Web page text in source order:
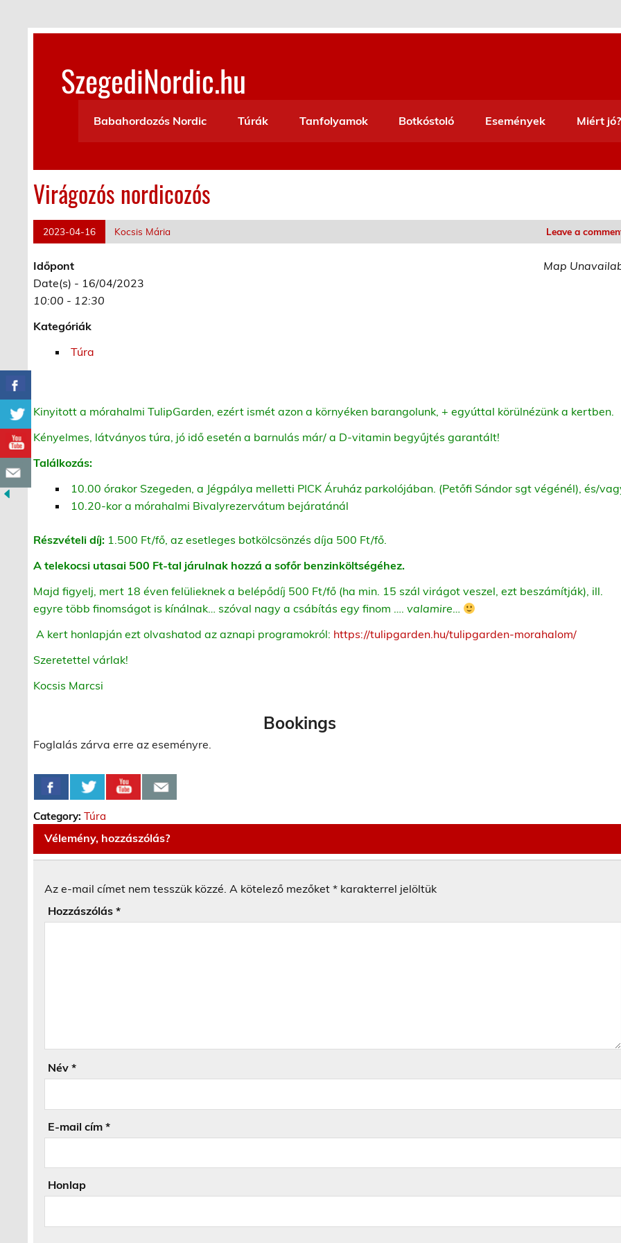
content
SzegediNordic.hu
Babahordozós Nordic
Túrák Tanfolyamok Botkóstoló Események Miért jó?
Virágozós nordicozós
2023-04-16 Kocsis Mária Leave a
Map
Időpont
Date(s) - 16/04/2023
10:00 - 12:30
Kategóriák
Túra
Kinyitott a mórahalmi TulipGarden, ezért ismét azon a környéken barangolunk, + egyúttal körülnézünk a kertben.
Kényelmes, látványos túra, jó idő esetén a barnulás már/ a D-vitamin begyűjtés garantált!
Találkozás:
10.00 órakor Szegeden, a Jégpálya melletti PICK Áruház parkolójában. (Petőfi Sándor sgt végénél), és/
10.20-kor a mórahalmi Bivalyrezervátum bejáratánál
Részvételi díj: 1.500 Ft/fő, az esetleges botkölcsönzés díja 500 Ft/fő.
A telekocsi utasai 500 Ft-tal járulnak hozzá a sofőr benzinköltségéhez.
Majd figyelj, mert 18 éven felülieknek a belépődíj 500 Ft/fő (ha min. 15 szál virágot veszel, ezt beszámítják), ill.
egyre több finomságot is kínálnak… szóval nagy a csábítás egy finom ….valamire
A kert honlapján ezt olvashatod az aznapi programokról: https://tulipgarden.hu/tulipgarden-morahalom/
Szeretettel várlak!
Kocsis Marcsi
Bookings
Foglalás zárva erre az eseményre.
Category:Túra
Vélemény, hozzászólás?
Az e-mail címet nem tesszük közzé. A kötelező mezőket* karakterrel jelöltük
Hozzászólás*
Név*
E-mail cím*
Honlap